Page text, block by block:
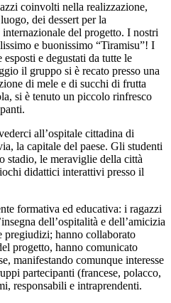
coinvolti nella realizzazione,
dei dessert per la
del progetto. I nostri
e buonissimo “Tiramisu”! I
e degustati da tutte le
il gruppo si è recato presso una
di mele e di succhi di frutta
si è tenuto un piccolo rinfresco
all’ospitale cittadina di
la capitale del paese. Gli studenti
stadio, le meraviglie della città
didattici interattivi presso il
formativa ed educativa: i ragazzi
dell’ospitalità e dell’amicizia
hanno collaborato
progetto, hanno comunicato
manifestando comunque interesse
partecipanti (francese, polacco,
responsabili e intraprendenti.